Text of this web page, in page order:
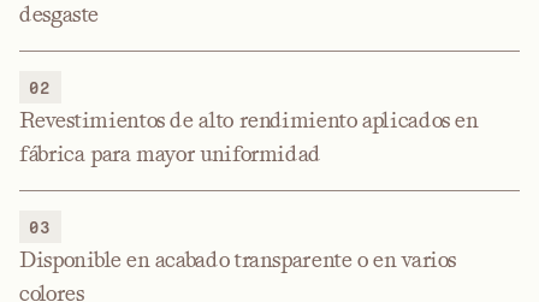
desgaste
02
Revestimientos de alto rendimiento aplicados en
fábrica para mayor uniformidad
03
Disponible en acabado transparente o en varios
colores